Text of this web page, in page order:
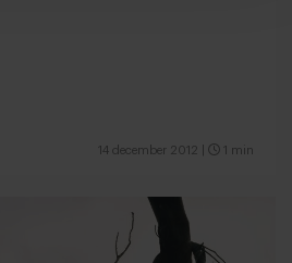
14 december 2012 1 min